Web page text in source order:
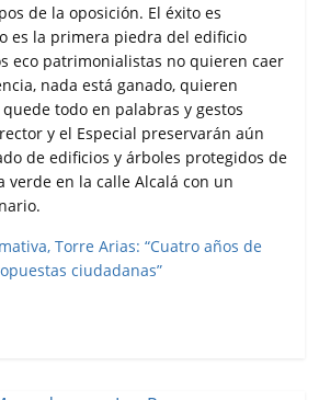
de la oposición. El éxito es
es la primera piedra del edificio
eco patrimonialistas no quieren caer
nada está ganado, quieren
todo en palabras y gestos
y el Especial preservarán aún
de edificios y árboles protegidos de
verde en la calle Alcalá con un